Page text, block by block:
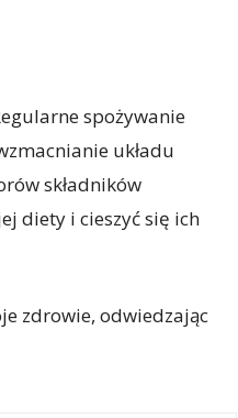
spożywanie
układu
składników
diety i cieszyć się ich
zdrowie, odwiedzając